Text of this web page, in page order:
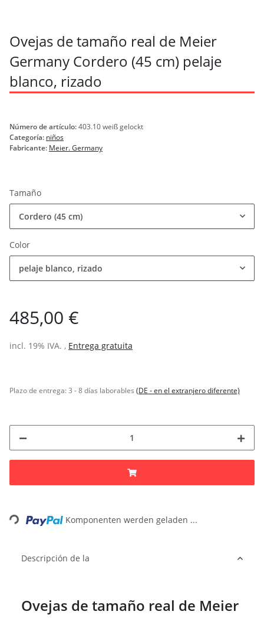
Ovejas de tamaño real de Meier
Germany Cordero (45 cm) pelaje
blanco, rizado
Número de artículo:403.10 weiß gelockt
Categoría: niños
Fabricante: Meier. Germany
Tamaño
Cordero (45 cm)
Color
pelaje blanco, rizado
485,00 €
incl. 19% IVA. , Entrega gratuita
Plazo de entrega:3 - 8 días laborables (DE - en el extranjero diferente)
Loading... Komponenten werden geladen ...
Descripción de la
Ovejas de tamaño real de Meier